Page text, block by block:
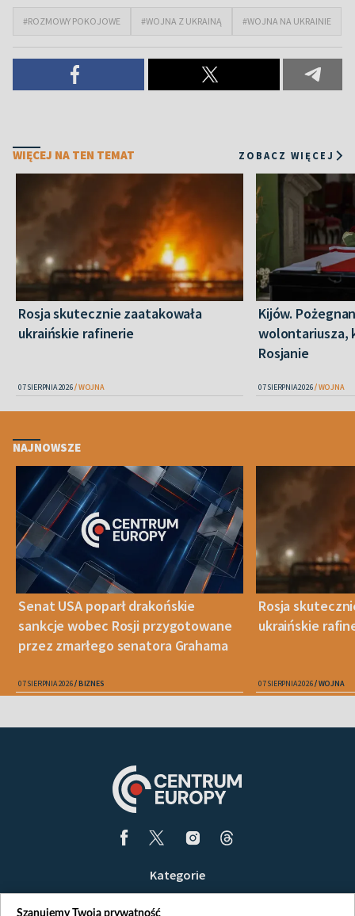
#ROZMOWY POKOJOWE #WOJNA Z UKRAINĄ #WOJNA NA UKRAINIE
WIĘCEJ NA TEN TEMAT ZOBACZ WIĘCEJ
Rosja skutecznie zaatakowała
ukraińskie rafinerie
07 SIERPNIA 2026 WOJNA
Kijów.
wolontariusza,
Rosjanie
07 SIERPNIA 2026 WOJNA
NAJNOWSZE
Senat USA poparł drakońskie
sankcje wobec Rosji przygotowane
przez zmarłego senatora Grahama
07 SIERPNIA 2026 BIZNES
Rosja
ukraińskie
07 SIERPNIA 2026 WOJNA
Kategorie
Szanujemy Twoją prywatność